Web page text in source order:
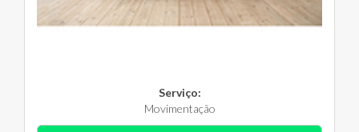
Serviço:
Movimentação